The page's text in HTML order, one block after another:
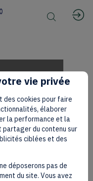
vie privée
des cookies pour faire
élaborer
la performance et la
du contenu sur
ciblées et des
déposerons pas de
du site. Vous avez